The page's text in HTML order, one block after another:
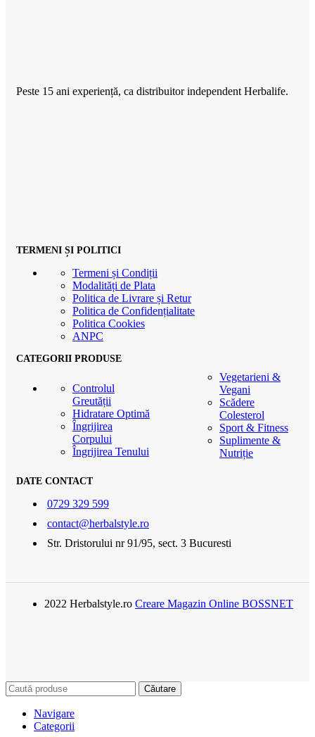
Peste 15 ani experiență, ca distribuitor independent Herbalife.
TERMENI ȘI POLITICI
Termeni și Condiții
Modalități de Plata
Politica de Livrare și Retur
Politica de Confidențialitate
Politica Cookies
ANPC
CATEGORII PRODUSE
Controlul
Greutății
Hidratare Optimă
Îngrijirea
Corpului
Îngrijirea Tenului
Vegetarieni &
Vegani
Scădere
Colesterol
Sport & Fitness
Suplimente &
Nutriție
DATE CONTACT
0729 329 599
contact@herbalstyle.ro
Str. Dristorului nr 91/95, sect. 3 Bucuresti
2022 Herbalstyle.ro Creare Magazin Online BOSSNET
Căutare
Navigare
Categorii